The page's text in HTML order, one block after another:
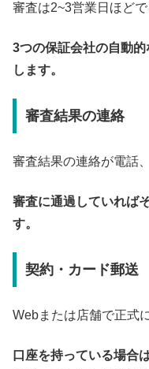
審査は2~3営業日ほど
3つの保証会社の自動
します。
審査結果の連絡
審査結果の連絡が電話
審査に通過していれば
す。
契約・カード郵送
Webまたは店舗で正式
口座を持っている場合